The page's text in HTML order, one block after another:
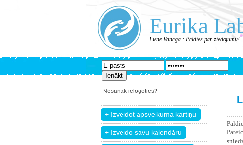
Eurika
Liene Vanaga : Paldies par ziedojumu!
Nesanāk ielogoties?